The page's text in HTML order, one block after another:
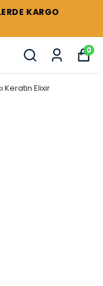
KARGO
0
Keratin Elixir